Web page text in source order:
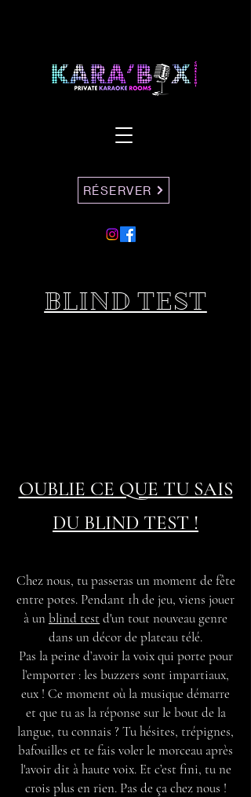
RÉSERVER
BLIND TEST
OUBLIE CE QUE TU SAIS
DU BLIND TEST !
Chez nous, tu passeras un moment de fête
entre potes. Pendant 1h de jeu, viens jouer
à un blind test d'un tout nouveau genre
dans un décor de plateau télé.
‍Pas la peine d’avoir la voix qui porte pour
l’emporter : les buzzers sont impartiaux,
eux ! Ce moment où la musique démarre
et que tu as la réponse sur le bout de la
langue, tu connais ? Tu hésites, trépignes,
bafouilles et te fais voler le morceau après
l'avoir dit àhaute voix. Et c’est fini, tu ne
crois plus en rien. Pas de ça chez nous !